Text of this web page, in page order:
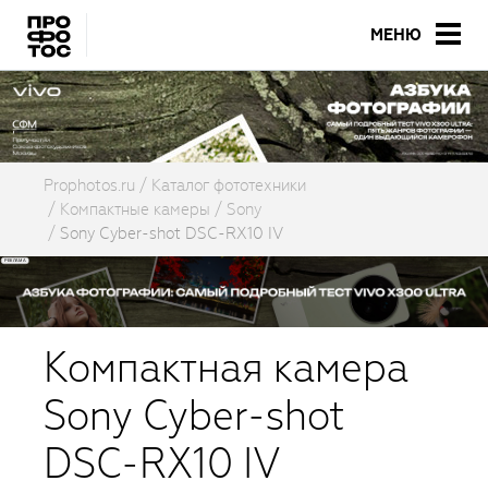
МЕНЮ
Prophotos.ru
Каталог фототехники
Компактные камеры
Sony
Sony Cyber-shot DSC-RX10 IV
Компактная камера
Sony Cyber-shot
DSC-RX10 IV